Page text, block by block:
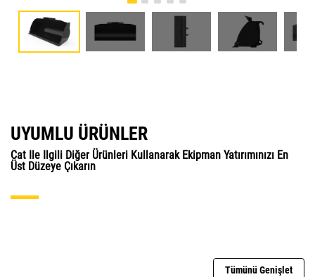
UYUMLU ÜRÜNLER
Cat Ile Ilgili Diğer Ürünleri Kullanarak Ekipman Yatırımınızı En
Üst Düzeye Çıkarın
Tümünü Genişlet